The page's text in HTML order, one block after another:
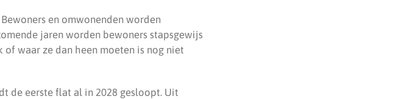
en omwonenden worden
jaren worden bewoners stapsgewijs
waar ze dan heen moeten is nog niet
de eerste flat al in 2028 gesloopt. Uit